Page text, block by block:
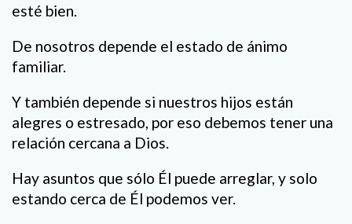
esté bien.
De nosotros depende el estado de ánimo
familiar.
Y también depende si nuestros hijos están
alegres o estresado, por eso debemos tener una
relación cercana a Dios.
Hay asuntos que sólo Él puede arreglar, y solo
estando cerca de Él podemos ver.